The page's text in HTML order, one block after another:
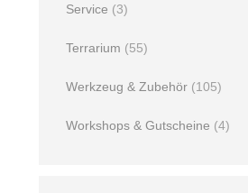
Service (3)
Terrarium (55)
Werkzeug & Zubehör (105)
Workshops & Gutscheine (4)